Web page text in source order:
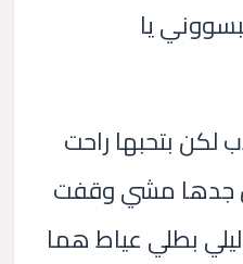
يا
لكن بتحبها راحت
جدها مشي وقفت
بطلي عياط هما